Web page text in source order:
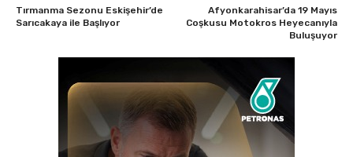
Tırmanma Sezonu Eskişehir’de
Sarıcakaya ile Başlıyor
Afyonkarahisar’da 19 Mayıs
Coşkusu Motokros Heyecanıyla
Buluşuyor